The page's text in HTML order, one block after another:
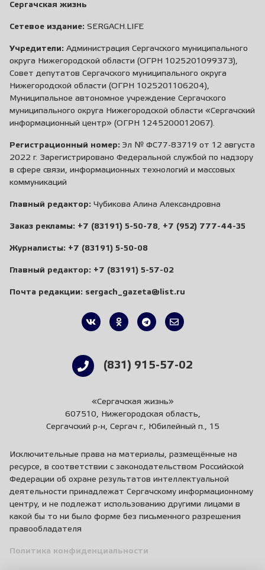
Сергачская жизнь
Сетевое издание: SERGACH.LIFE
Учредители: Администрация Сергачского муниципального
округа Нижегородской области (ОГРН 1025201099373),
Совет депутатов Сергачского муниципального округа
Нижегородской области (ОГРН 1025201106204),
Муниципальное автономное учреждение Сергачского
муниципального округа Нижегородской области «Сергачский
информационный центр» (ОГРН 1245200012067).
Регистрационный номер: Эл № ФС77-83719 от 12 августа
2022 г. Зарегистрировано Федеральной службой по надзору
в сфере связи, информационных технологий и массовых
коммуникаций
Главный редактор: Чубикова Алина Александровна
Заказ рекламы: +7 (83191) 5-50-78 +7 (952) 777-44-35
Журналисты: +7 (83191) 5-50-08
Главный редактор: +7 (83191) 5-57-02
Почта редакции: sergach_gazeta@list.ru
(831) 915-57-02
«Сергачская жизнь»
607510, Нижегородская область,
Сергачский р-н, Сергач г., Юбилейный п., 15
Исключительные права на материалы, размещённые на
ресурсе, в соответствии с законодательством Российской
Федерации об охране результатов интеллектуальной
деятельности принадлежат Сергачскому информационному
центру, и не подлежат использованию другими лицами в
какой бы то ни было форме без письменного разрешения
правообладателя
Политика конфиденциальности